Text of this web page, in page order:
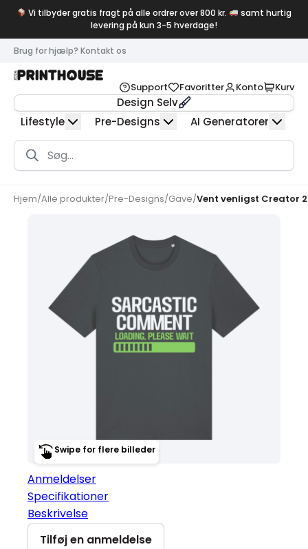
Vi tilbyder gratis fragt på alle ordrer over 800 kr.
samt hurtig
levering på kun 3-5 hverdage!
Brug for hjælp? Kontakt os
Support Favoritter Konto Kurv
Design Selv
Lifestyle
Pre-Designs AI Generatorer
Products
search
Hjem/Alle produkter/Pre-Designs/Gave/Vent venligst Creator
Swipe for flere billeder
Anmeldelser
Specifikationer
Beskrivelse
Tilføj en anmeldelse